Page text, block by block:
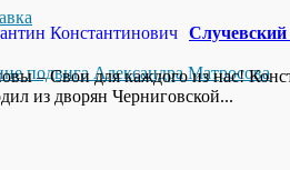
подвига Александра Матросова
– Свои для каждого из нас!
из дворян Черниговской...